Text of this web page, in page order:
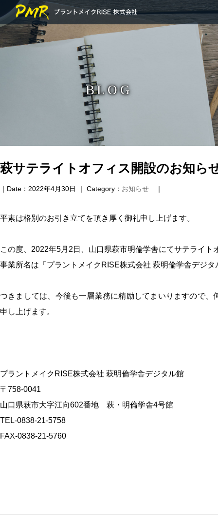
BLOG
萩サテライトオフィス開設のお知ら
｜Date：2022年4月30日 ｜ Category： お知らせ
平素は格別のお引き立てを頂き厚く御礼申し上げます。
この度、2022年5月2日、山口県萩市明倫学舎にてサテライト
事業所名は「プラントメイクRISE株式会社 萩明倫学舎デジタ
つきましては、今後も一層業務に精励してまいりますので、
申し上げます。
プラントメイクRISE株式会社 萩明倫学舎デジタル館
〒758-0041
山口県萩市大字江向602番地 萩・明倫学舎4号館
TEL‐0838-21-5758
FAX‐0838-21-5760